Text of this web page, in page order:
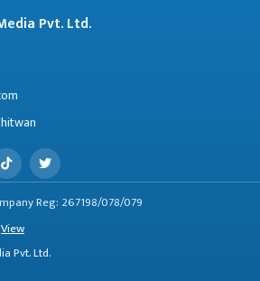
Pvt. Ltd.
Reg: 267198/078/079
Pvt. Ltd.